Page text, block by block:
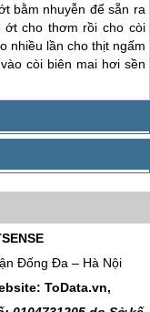
bằm nhuyễn để sẵn ra
ớt cho thơm rồi cho còi
nhiều lần cho thịt ngấm
còi biên mai hơi sền
Đống Đa – Hà Nội
ToData.vn,